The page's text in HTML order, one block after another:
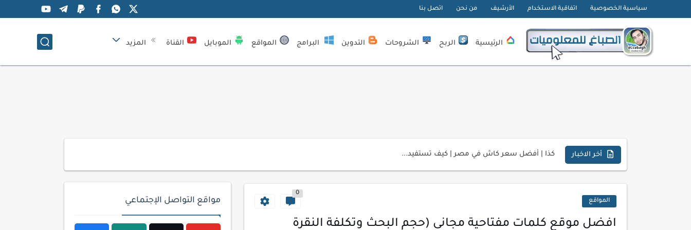
سياسية الخصوصية اتفاقية الاستخدام الأرشيف من نحن اتصل بنا
الرئيسية الربح الشروحات التدوين البرامج المواقع الموبايل القناة المزيد
أخر الاخبار كذا | أفضل سعر كاش في مصر | كيف تستفيد...
كيفية إنشاء موقع لعرض أعمالك الاحترافية
المواقع
0
افضل موقع كلمات مفتاحية مجانى (حجم البحث وتكلفة النقرة
مواقع التواصل الإجتماعي